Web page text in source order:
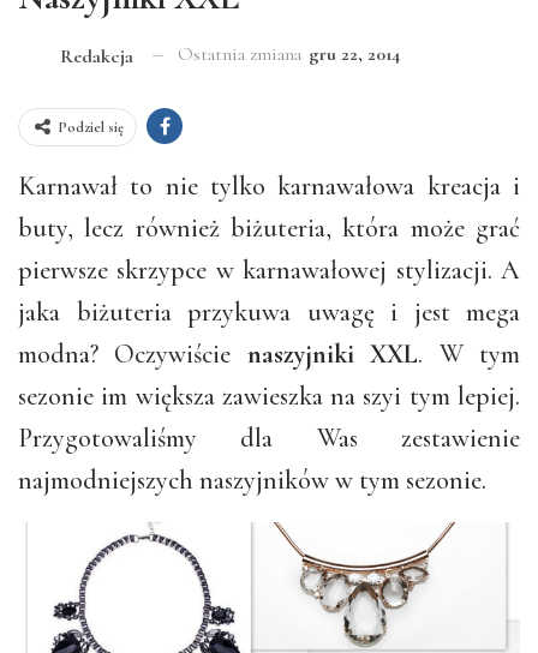
Redakcja Ostatnia zmiana gru 22, 2014
Podziel się
Karnawał to nie tylko karnawałowa kreacja i
buty, lecz również biżuteria, która może grać
pierwsze skrzypce w karnawałowej stylizacji. A
jaka biżuteria przykuwa uwagę i jest mega
modna? Oczywiście naszyjniki XXL. W tym
sezonie im większa zawieszka na szyi tym lepiej.
Przygotowaliśmy dla Was zestawienie
najmodniejszych naszyjników w tym sezonie.